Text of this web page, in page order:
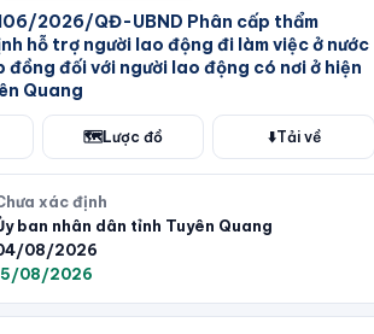
2026/QĐ-UBND Phân cấp thẩm
hỗ trợ người lao động đi làm việc ở nước
đối với người lao động có nơi ở hiện
Quang
🗺️Lược đồ ⬇️Tải về
xác định
ban nhân dân tỉnh Tuyên Quang
08/2026
08/2026